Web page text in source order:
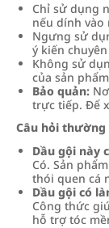
Chỉ sử dụng
nếu dính vào
Ngưng sử
ý kiến
Không sử
của sản
Bảo quản:
trực tiếp. Để
Câu hỏi thường
Dầu gội này
Có. Sản
thói quen cá
Dầu gội có
Công thức
hỗ trợ tóc